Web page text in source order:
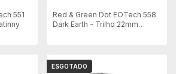
551
Red & Green Dot EOTech 558
Dark Earth - Trilho 22mm
ESGOTADO